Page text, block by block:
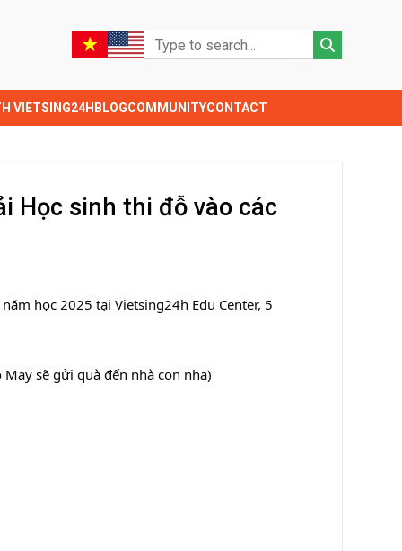
VIETSING24H BLOGCOMMUNITYCONTACT
Học sinh thi đỗ vào các
học 2025 tại Vietsing24h Edu Center, 5
sẽ gửi quà đến nhà con nha)